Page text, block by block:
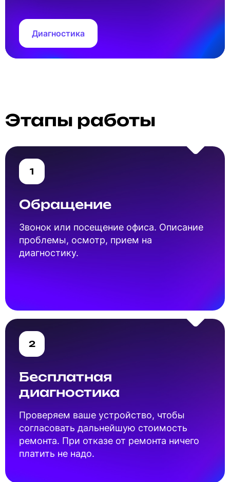
Диагностика
Этапы работы
1
Обращение
Звонок или посещение офиса. Описание
проблемы, осмотр, прием на
диагностику.
2
Бесплатная
диагностика
Проверяем ваше устройство, чтобы
согласовать дальнейшую стоимость
ремонта. При отказе от ремонта ничего
платить не надо.